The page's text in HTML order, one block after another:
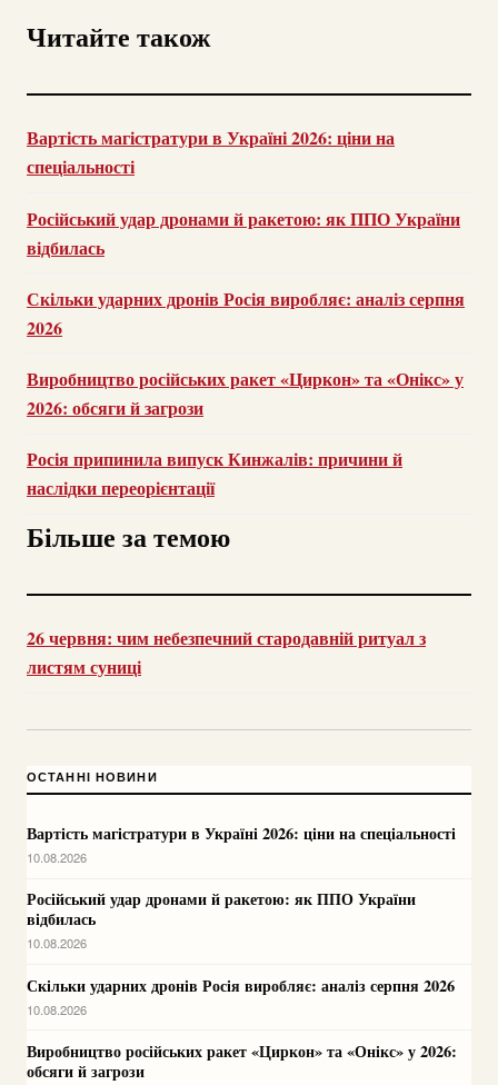
Читайте також
Вартість магістратури в Україні 2026: ціни на
спеціальності
Російський удар дронами й ракетою: як ППО України
відбилась
Скільки ударних дронів Росія виробляє: аналіз серпня
2026
Виробництво російських ракет «Циркон» та «Онікс» у
2026: обсяги й загрози
Росія припинила випуск Кинжалів: причини й
наслідки переорієнтації
Більше за темою
26 червня: чим небезпечний стародавній ритуал з
листям суниці
ОСТАННІ НОВИНИ
Вартість магістратури в Україні 2026: ціни на спеціальності
10.08.2026
Російський удар дронами й ракетою: як ППО України
відбилась
10.08.2026
Скільки ударних дронів Росія виробляє: аналіз серпня 2026
10.08.2026
Виробництво російських ракет «Циркон» та «Онікс» у 2026:
обсяги й загрози